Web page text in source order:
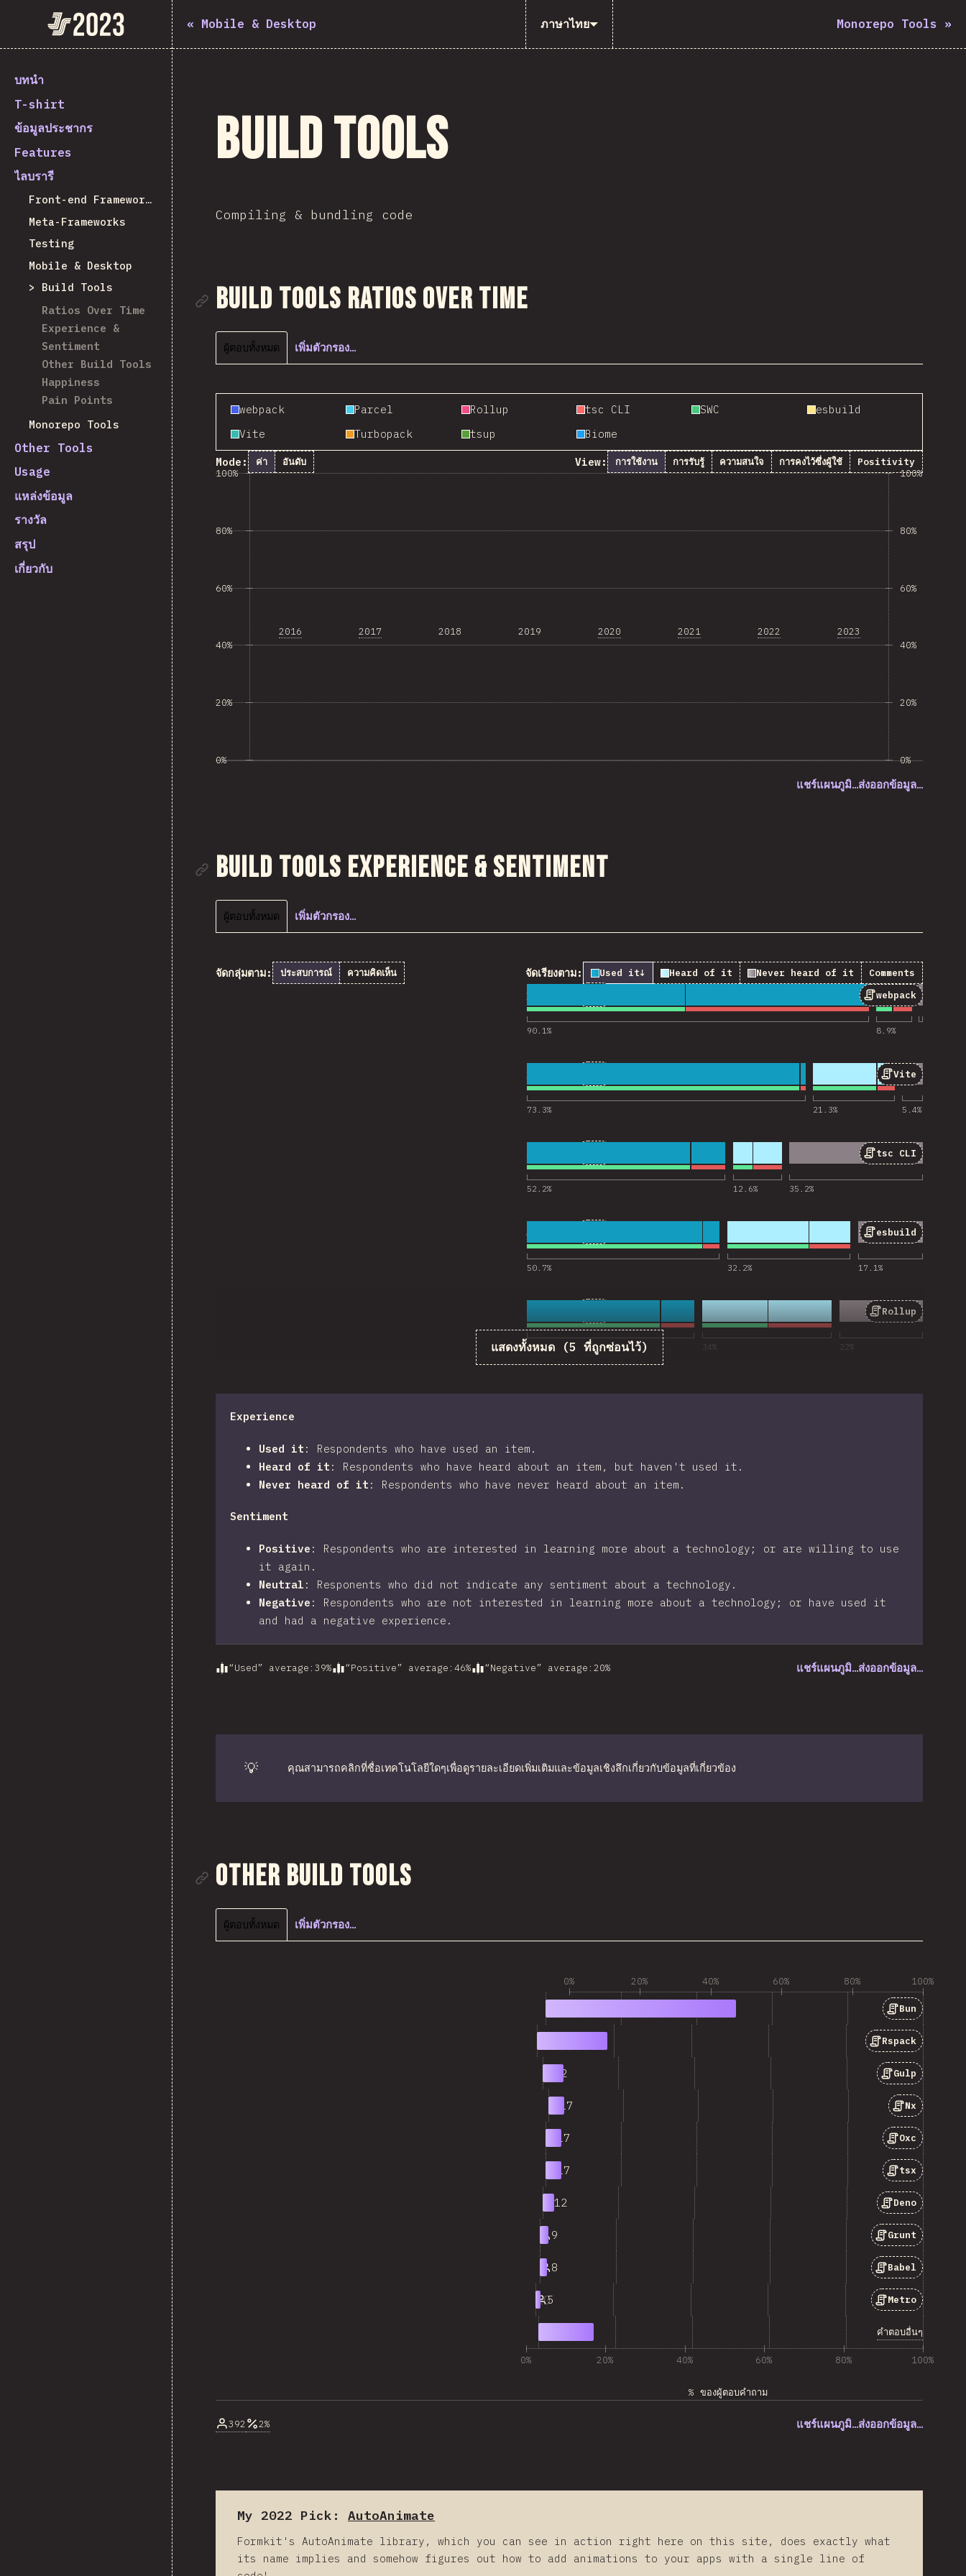
State of JavaScript 2023
บทนำ
T-shirt
ข้อมูลประชากร
Features
ไลบรารี
Front-end Frameworks
Meta-Frameworks
Testing
Mobile & Desktop
Build Tools
Ratios Over Time
Experience &
Sentiment
Other Build Tools
Happiness
Pain Points
Monorepo Tools
Other Tools
Usage
แหล่งข้อมูล
รางวัล
สรุป
เกี่ยวกับ
« Mobile & Desktop ภาษาไทย Monorepo Tools »
Build Tools
Compiling & bundling code
ลิงก์ไปยังส่วนนี้
Build Tools Ratios Over Time
ผู้ตอบทั้งหมด เพิ่มตัวกรอง…
webpack Parcel Rollup tsc CLI SWC
esbuild
Vite
Turbopack tsup Biome
Mode: ค่า อันดับ View: การใช้งาน การรับรู้ ความสนใจ การคงไว้ซึ่งผู้ใช้ Positivity
0%
20%
40%
60%
80%
100%
2016 2017 2018 2019 2020 2021 2022 2023
0%
20%
40%
60%
80%
100%
แชร์แผนภูมิ…ส่งออกข้อมูล…
ลิงก์ไปยังส่วนนี้
Build Tools Experience & Sentiment
ผู้ตอบทั้งหมด เพิ่มตัวกรอง…
จัดกลุ่มตาม: ประสบการณ์ ความคิดเห็น จัดเรียงตาม: Used it↓ Heard of it Never heard of it Comments
1 webpack
90.1% 8.9%
ความคิดเห็นสำหรับ “webpack”
2 Vite
73.3% 21.3% 5.4%
ความคิดเห็นสำหรับ “Vite”
3 tsc CLI
52.2% 12.6% 35.2%
ความคิดเห็นสำหรับ “tsc CLI”
4 esbuild
50.7% 32.2% 17.1%
ความคิดเห็นสำหรับ “esbuild”
Rollup
44% 34% 22%
ความคิดเห็นสำหรับ “Rollup”
แสดงทั้งหมด (5 ที่ถูกซ่อนไว้)
Experience
Used it : Respondents who have used an item.
Heard of it : Respondents who have heard about an item, but haven't used it.
Never heard of it : Respondents who have never heard about an item.
Sentiment
Positive : Respondents who are interested in learning more about a technology; or are willing to use
it again.
Neutral : Responents who did not indicate any sentiment about a technology.
Negative : Respondents who are not interested in learning more about a technology; or have used it
and had a negative experience.
“Used” average : 39% “Positive” average : 46% “Negative” average : 20% แชร์แผนภูมิ…ส่งออกข้อมูล…
💡 คุณสามารถคลิกที่ชื่อเทคโนโลยีใดๆเพื่อดูรายละเอียดเพิ่มเติมและข้อมูลเชิงลึกเกี่ยวกับข้อมูลที่เกี่ยวข้อง
ลิงก์ไปยังส่วนนี้
Other Build Tools
ผู้ตอบทั้งหมด เพิ่มตัวกรอง…
0% 20% 40% 60% 80% 100%
Bun
Rspack
Gulp
22
Nx
17
Oxc
17
tsx
17
Deno
12
Grunt
9
9 Babel
8
10 Metro
5
คำตอบอื่นๆ
0% 20% 40% 60% 80% 100%
% ของผู้ตอบคำถาม
392 2% แชร์แผนภูมิ…ส่งออกข้อมูล…
My 2022 Pick: AutoAnimate
Formkit's AutoAnimate library, which you can see in action right here on this site, does exactly what
its name implies and somehow figures out how to add animations to your apps with a single line of